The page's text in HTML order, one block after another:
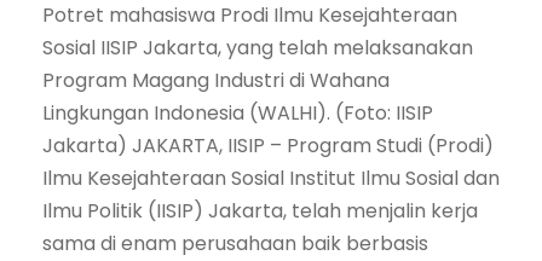
Potret mahasiswa Prodi Ilmu Kesejahteraan
Sosial IISIP Jakarta, yang telah melaksanakan
Program Magang Industri di Wahana
Lingkungan Indonesia (WALHI). (Foto: IISIP
Jakarta) JAKARTA, IISIP – Program Studi (Prodi)
Ilmu Kesejahteraan Sosial Institut Ilmu Sosial dan
Ilmu Politik (IISIP) Jakarta, telah menjalin kerja
sama di enam perusahaan baik berbasis